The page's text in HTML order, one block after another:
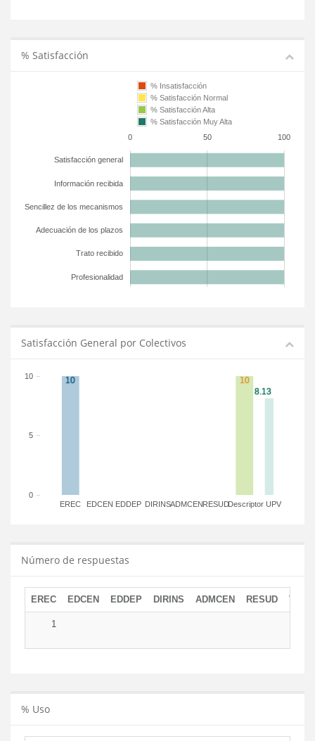
% Satisfacción
0 50 100
Satisfacción general
Información recibida
Sencillez de los mecanismos
Adecuación de los plazos
Trato recibido
Profesionalidad
% Insatisfacción
% Satisfacción Normal
% Satisfacción Alta
% Satisfacción Muy Alta
Satisfacción General por Colectivos
EREC EDCEN EDDEP DIRINSADMCENRESUDDescriptor UPV
0
5
10
Número de respuestas
EREC EDCEN EDDEP DIRINS ADMCEN RESUD
1
% Uso